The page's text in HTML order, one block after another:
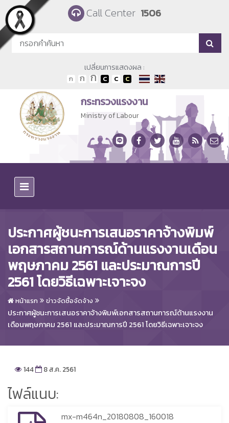
Skip to main content Call Center 1506
เปลี่ยนการแสดงผล :
กระทรวงแรงงาน
Ministry of Labour
ประกาศผู้ชนะการเสนอราคาจ้างพิมพ์
เอกสารสถานการณ์ด้านแรงงานเดือน
พฤษภาคม 2561 และประมาณการปี
2561 โดยวิธีเฉพาะเจาะจง
หน้าแรก ข่าวจัดซื้อจัดจ้าง
ประกาศผู้ชนะการเสนอราคาจ้างพิมพ์เอกสารสถานการณ์ด้านแรงงาน
เดือนพฤษภาคม 2561 และประมาณการปี 2561 โดยวิธีเฉพาะเจาะจง
144 8 ส.ค. 2561
ไฟล์แนบ:
mx-m464n_20180808_160018